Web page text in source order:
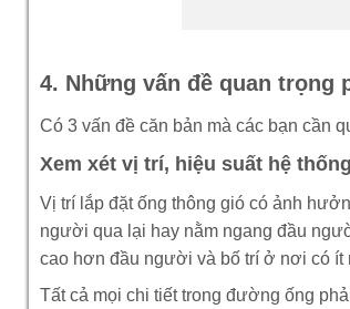
4. Những vấn đề quan trọng
Có 3 vấn đề căn bản mà các bạn cần
Xem xét vị trí, hiệu suất hệ
Vị trí lắp đặt ống thông gió có ảnh
người qua lại hay nằm ngang đầu
cao hơn đầu người và bố trí ở nơi có ít
Tất cả mọi chi tiết trong đường ống